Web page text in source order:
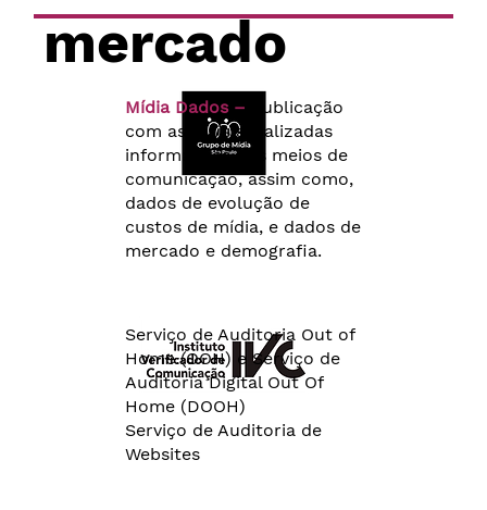
mercado
Mídia Dados –
Publicação
com as mais atualizadas
informações dos meios de
comunicação, assim como,
dados de evolução de
custos de mídia, e dados de
mercado e demografia.
Serviço de Auditoria Out of
Home (OOH) e Serviço de
Auditoria Digital Out Of
Home (DOOH)
Serviço de Auditoria de
Websites